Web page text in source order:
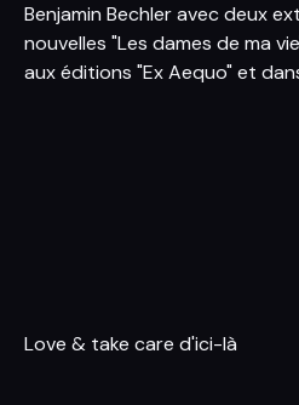
Benjamin Bechler avec deux
nouvelles "Les dames de ma
aux éditions "Ex Aequo" et
Love & take care d'ici-là